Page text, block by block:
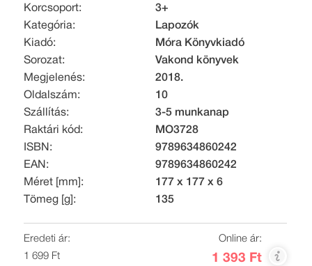
Korcsoport:
3+
Kategória:
Lapozók
Kiadó:
Móra Könyvkiadó
Sorozat:
Vakond könyvek
Megjelenés:
2018.
Oldalszám:
10
Szállítás:
3-5 munkanap
Raktári kód:
MO3728
ISBN:
9789634860242
EAN:
9789634860242
Méret [mm]:
177 x 177 x 6
Tömeg [g]:
135
Eredeti ár:
1 699 Ft
Online ár:
1 393 Ft